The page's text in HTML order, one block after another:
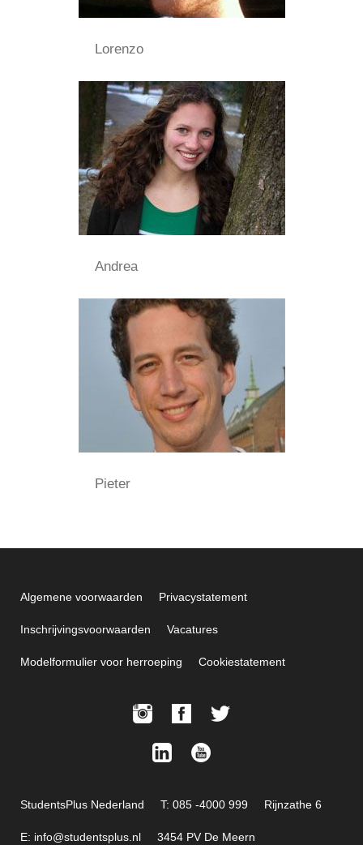
Lorenzo
Andrea
Pieter
Algemene voorwaarden Privacystatement
Inschrijvingsvoorwaarden Vacatures
Modelformulier voor herroeping Cookiestatement
StudentsPlus Nederland T: 085 -4000 999 Rijnzathe 6
E: info@studentsplus.nl 3454 PV De Meern